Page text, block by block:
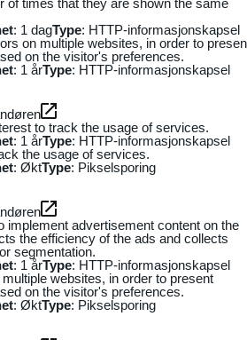
: 1 dagType: HTTP-informasjonskapsel
on multiple websites, in order to
on the visitor's preferences.
: 1 årType: HTTP-informasjonskapsel
to track the usage of services.
: 1 årType: HTTP-informasjonskapsel
the usage of services.
: ØktType: Pikselsporing
implement advertisement content on the
the efficiency of the ads and collects
segmentation.
: 1 årType: HTTP-informasjonskapsel
websites, in order to present
on the visitor's preferences.
: ØktType: Pikselsporing